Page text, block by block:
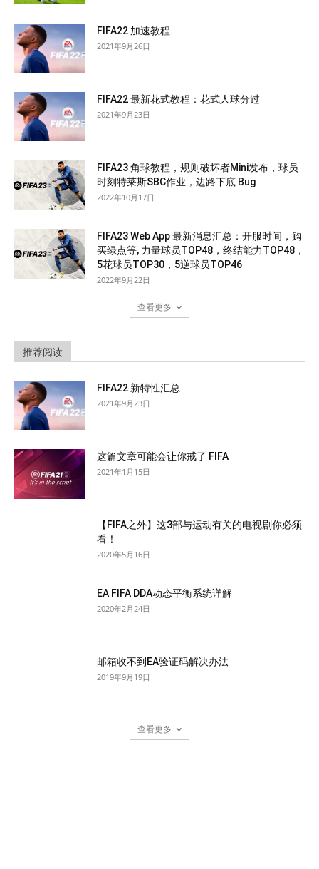
FIFA22 加速教程
2021年9月26日
FIFA22 最新花式教程：花式人球分过
2021年9月23日
FIFA23 角球教程，规则破坏者Mini发布，球员
时刻特莱斯SBC作业，边路下底 Bug
2022年10月17日
FIFA23 Web App 最新消息汇总：开服时间，购
买绿点等, 力量球员TOP48，终结能力TOP48，
5花球员TOP30，5逆球员TOP46
2022年9月22日
查看更多
推荐阅读
FIFA22 新特性汇总
2021年9月23日
这篇文章可能会让你戒了 FIFA
2021年1月15日
【FIFA之外】这3部与运动有关的电视剧你必须
看！
2020年5月16日
EA FIFA DDA动态平衡系统详解
2020年2月24日
邮箱收不到EA验证码解决办法
2019年9月19日
查看更多